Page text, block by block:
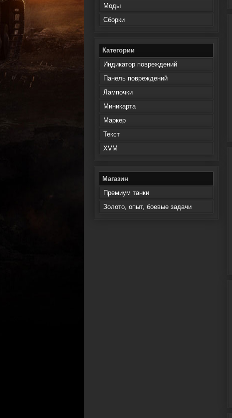
Моды
Сборки
Категории
Индикатор повреждений
Панель повреждений
Лампочки
Миникарта
Маркер
Текст
XVM
Магазин
Премиум танки
Золото, опыт, боевые задачи